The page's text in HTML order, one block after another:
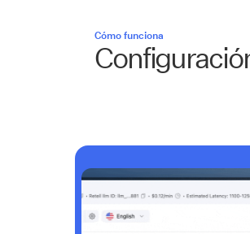
Cómo funciona